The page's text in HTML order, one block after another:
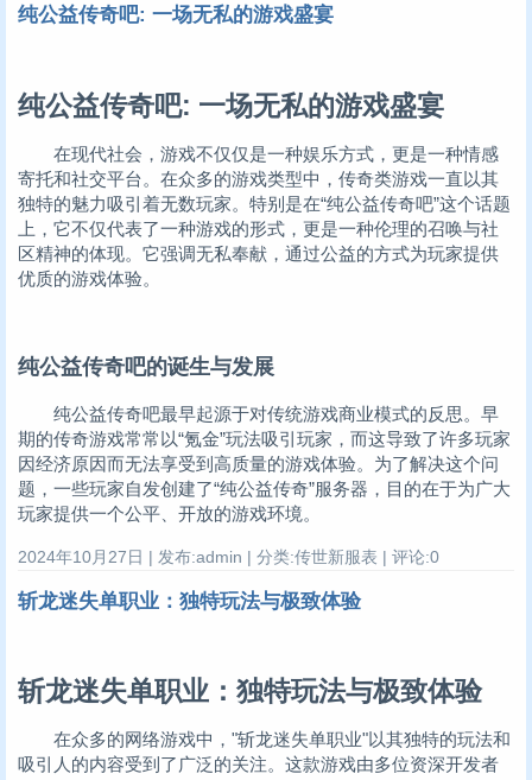
纯公益传奇吧: 一场无私的游戏盛宴
纯公益传奇吧: 一场无私的游戏盛宴
在现代社会，游戏不仅仅是一种娱乐方式，更是一种情感
寄托和社交平台。在众多的游戏类型中，传奇类游戏一直以其
独特的魅力吸引着无数玩家。特别是在“纯公益传奇吧”这个话题
上，它不仅代表了一种游戏的形式，更是一种伦理的召唤与社
区精神的体现。它强调无私奉献，通过公益的方式为玩家提供
优质的游戏体验。
纯公益传奇吧的诞生与发展
纯公益传奇吧最早起源于对传统游戏商业模式的反思。早
期的传奇游戏常常以“氪金”玩法吸引玩家，而这导致了许多玩家
因经济原因而无法享受到高质量的游戏体验。为了解决这个问
题，一些玩家自发创建了“纯公益传奇”服务器，目的在于为广大
玩家提供一个公平、开放的游戏环境。
2024年10月27日 | 发布:admin | 分类:传世新服表 | 评论:0
斩龙迷失单职业：独特玩法与极致体验
斩龙迷失单职业：独特玩法与极致体验
在众多的网络游戏中，"斩龙迷失单职业"以其独特的玩法和
吸引人的内容受到了广泛的关注。这款游戏由多位资深开发者